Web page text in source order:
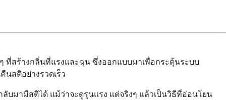
สร้างกลิ่นที่แรงและฉุน ซึ่งออกแบบมาเพื่อกระตุ้นระบบ
สติอย่างรวดเร็ว
บมามีสติได้ แม้ว่าจะดูรุนแรง แต่จริงๆ แล้วเป็นวิธีที่อ่อนโยน